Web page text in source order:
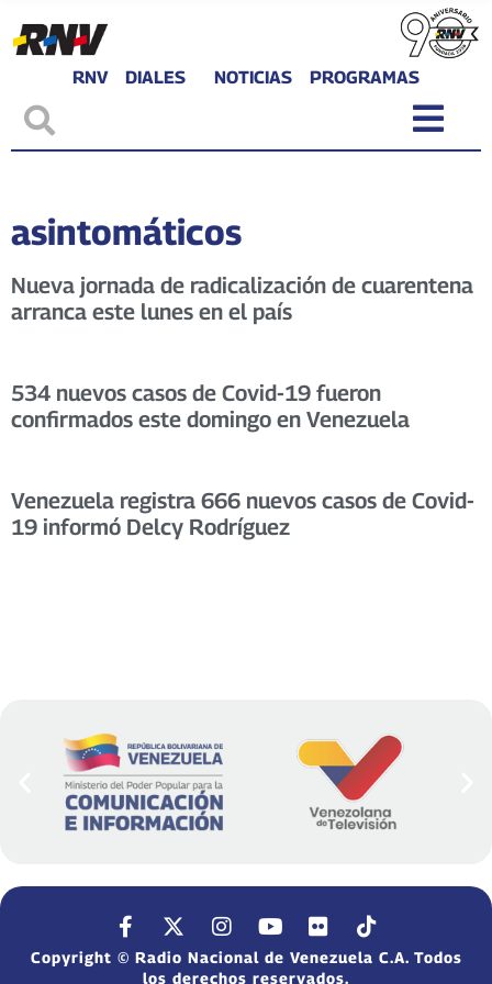
RNV DIALES NOTICIAS PROGRAMAS
asintomáticos
Nueva jornada de radicalización de cuarentena
arranca este lunes en el país
534 nuevos casos de Covid-19 fueron
confirmados este domingo en Venezuela
Venezuela registra 666 nuevos casos de Covid-
19 informó Delcy Rodríguez
Copyright © Radio Nacional de Venezuela C.A. Todos
los derechos reservados.